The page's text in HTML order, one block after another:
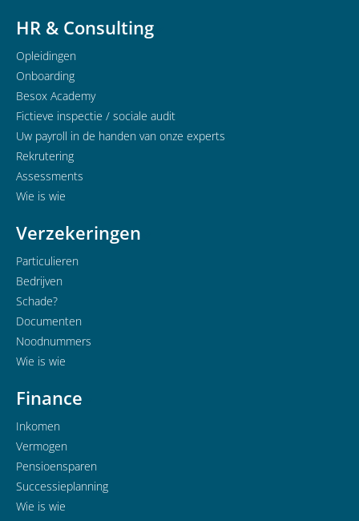
HR & Consulting
Opleidingen
Onboarding
Besox Academy
Fictieve inspectie / sociale audit
Uw payroll in de handen van onze experts
Rekrutering
Assessments
Wie is wie
Verzekeringen
Particulieren
Bedrijven
Schade?
Documenten
Noodnummers
Wie is wie
Finance
Inkomen
Vermogen
Pensioensparen
Successieplanning
Wie is wie